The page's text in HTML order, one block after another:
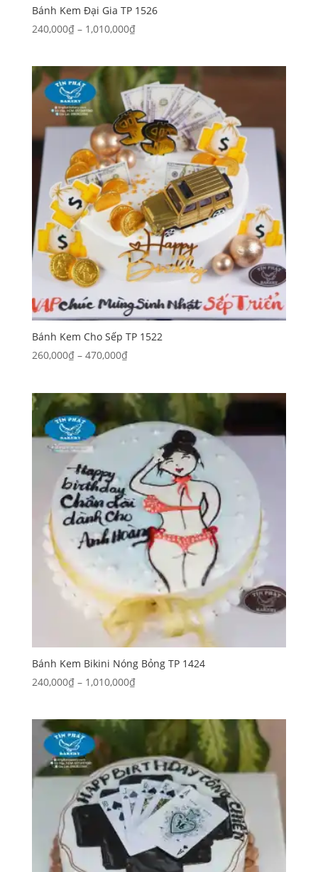
Bánh Kem Đại Gia TP 1526
240,000₫ – 1,010,000₫Khoảng
240,000₫
đến
1,010,000₫
Bánh Kem Cho Sếp TP 1522
260,000₫ – 470,000₫Khoảng
260,000₫
đến
470,000₫
Bánh Kem Bikini Nóng Bỏng TP 1424
240,000₫ – 1,010,000₫Khoảng
240,000₫
đến
1,010,000₫